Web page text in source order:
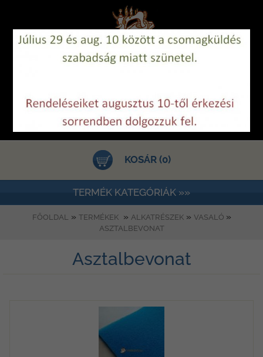
KOSÁR (0)
TERMÉK KATEGÓRIÁK »»
FŐOLDAL » TERMÉKEK » ALKATRÉSZEK» VASALÓ »
ASZTALBEVONAT
Asztalbevonat